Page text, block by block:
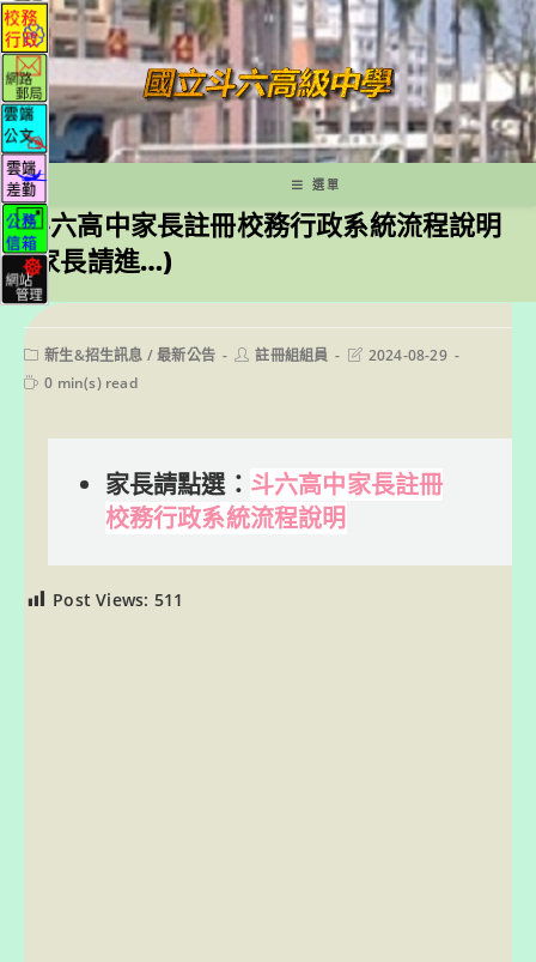
跳
轉
至
主
要
內
容
選單
斗六高中家長註冊校務行政系統流程說明
(家長請進…)
Post
category:
新生&招生訊息 /最新公告
Post註冊組組員
Post2024-08-29
Reading
0 min(s) read
家長請點選： 斗六高中家長註冊
校務行政系統流程說明
Post Views: 511